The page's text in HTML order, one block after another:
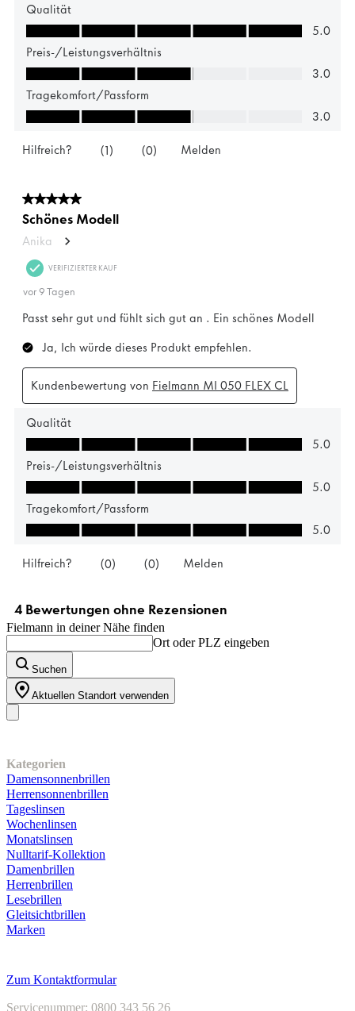
Fielmann in deiner Nähe finden
Ort oder PLZ eingeben
Suchen
Aktuellen Standort verwenden
Kategorien
Damensonnenbrillen
Herrensonnenbrillen
Tageslinsen
Wochenlinsen
Monatslinsen
Nulltarif-Kollektion
Damenbrillen
Herrenbrillen
Lesebrillen
Gleitsichtbrillen
Marken
Zum Kontaktformular
Servicenummer: 0800 343 56 26